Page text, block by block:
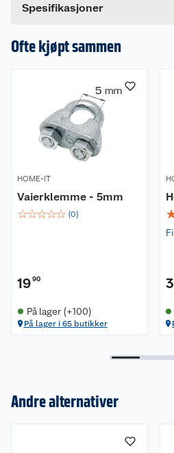
Dette produktet har ikke fått
en omtale.
Spesifikasjoner
Ofte kjøpt sammen
HOME-IT
Vaierklemme - 5mm
☆☆☆☆☆ (0)
1990
På lager (+100)
På lager i 65 butikker
Andre alternativer
Kundeservice
Nyheter